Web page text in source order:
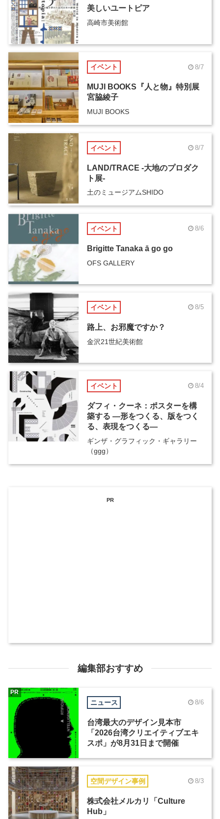
美しいユートピア
高崎市美術館
イベント 8/7
MUJI BOOKS『人と物』特別展
宮脇綾子
MUJI BOOKS
イベント 8/7
LAND/TRACE -大地のプロダク
ト展-
土のミュージアムSHIDO
イベント 8/6
Brigitte Tanaka ā go go
OFS GALLERY
イベント 8/5
路上、お邪魔ですか？
金沢21世紀美術館
イベント 8/4
ダフィ・クーネ：ポスターを構
築する ―形をつくる、版をつく
る、表現をつくる―
ギンザ・グラフィック・ギャラリー
（ggg）
PR
編集部おすすめ
ニュース 8/6
台湾最大のデザイン見本市
「2026台湾クリエイティブエキ
スポ」が8月31日まで開催
PR
空間デザイン事例 8/3
株式会社メルカリ「Culture
Hub」